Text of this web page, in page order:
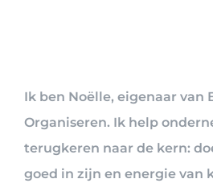
Ik ben Noëlle, eigenaar van
Organiseren. Ik help
terugkeren naar de kern:
goed in zijn en energie van